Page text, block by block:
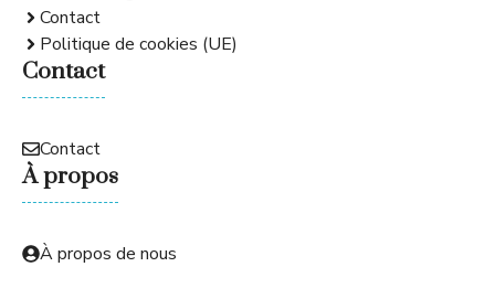
Contact
Politique de cookies (UE)
Contact
Contact
À propos
À propos de nous